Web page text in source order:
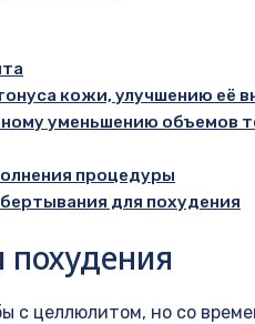
кожи, улучшению её
уменьшению объемов
процедуры
для похудения
с целлюлитом, но со